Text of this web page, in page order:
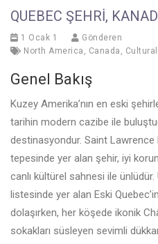
QUEBEC ŞEHRI,
1 Ocak 1
Gönderen
North America , Canada , Cultural
Genel Bakış
Kuzey Amerika’nın en eski
tarihin modern cazibe ile
destinasyondur. Saint Lawrence
tepesinde yer alan şehir, iyi
canlı kültürel sahnesi ile ünlüdür.
listesinde yer alan Eski
dolaşırken, her köşede ikonik
sokakları süsleyen sevimli